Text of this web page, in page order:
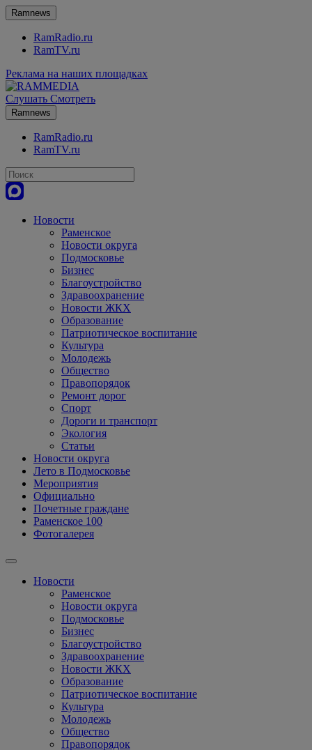
Ramnews
RamRadio.ru
RamTV.ru
Реклама на наших площадках
Слушать Смотреть
Ramnews
RamRadio.ru
RamTV.ru
Новости
Раменское
Новости округа
Подмосковье
Бизнес
Благоустройство
Здравоохранение
Новости ЖКХ
Образование
Патриотическое воспитание
Культура
Молодежь
Общество
Правопорядок
Ремонт дорог
Спорт
Дороги и транспорт
Экология
Статьи
Новости округа
Лето в Подмосковье
Мероприятия
Официально
Почетные граждане
Раменское 100
Фотогалерея
Новости
Раменское
Новости округа
Подмосковье
Бизнес
Благоустройство
Здравоохранение
Новости ЖКХ
Образование
Патриотическое воспитание
Культура
Молодежь
Общество
Правопорядок